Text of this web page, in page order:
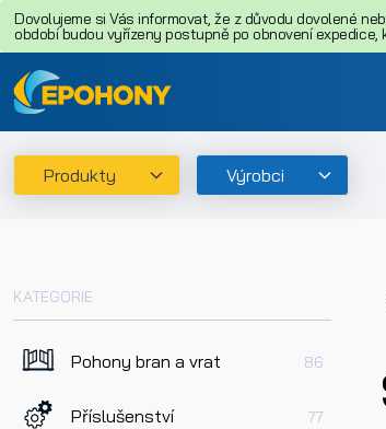
Dovolujeme si Vás informovat, že z důvodu dovolené
období budou vyřízeny postupně po obnovení expedice,
Produkty Výrobci
KATEGORIE
Pohony bran a vrat 86
Příslušenství 77